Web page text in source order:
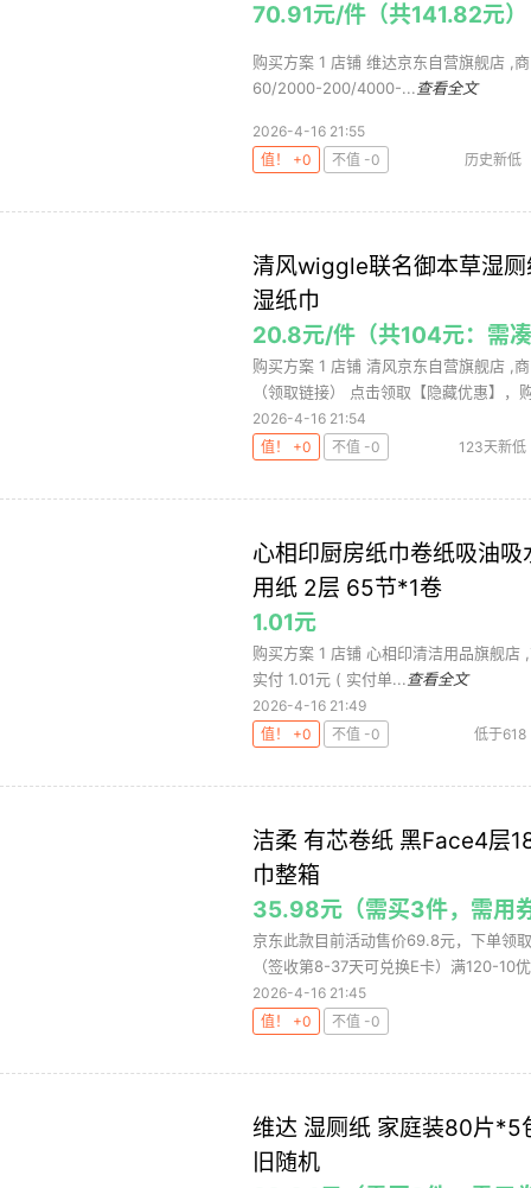
70.91元/件（共141.82元）
购买方案 1 店铺 维达京东自营旗舰店
60/2000-200/4000-... 查看全文
2026-4-16 21:55
值！ +0
不值 -0
历史新低
清风wiggle联名御本草湿
湿纸巾
20.8元/件（共104元：需
购买方案 1 店铺 清风京东自营旗舰店 ,
（领取链接） 点击领取【隐藏优惠】，
2026-4-16 21:54
值！ +0
不值 -0
123天新低
心相印厨房纸巾卷纸吸油
用纸 2层 65节*1卷
1.01元
购买方案 1 店铺 心相印清洁用品旗舰
实付 1.01元 ( 实付单... 查看全文
2026-4-16 21:49
值！ +0
不值 -0 低于618
洁柔 有芯卷纸 黑Face4层
巾整箱
35.98元（需买3件，需用
京东此款目前活动售价69.8元，下单领
（签收第8-37天可兑换E卡）满120-10
2026-4-16 21:45
值！ +0
不值 -0
维达 湿厕纸 家庭装80片*5
旧随机